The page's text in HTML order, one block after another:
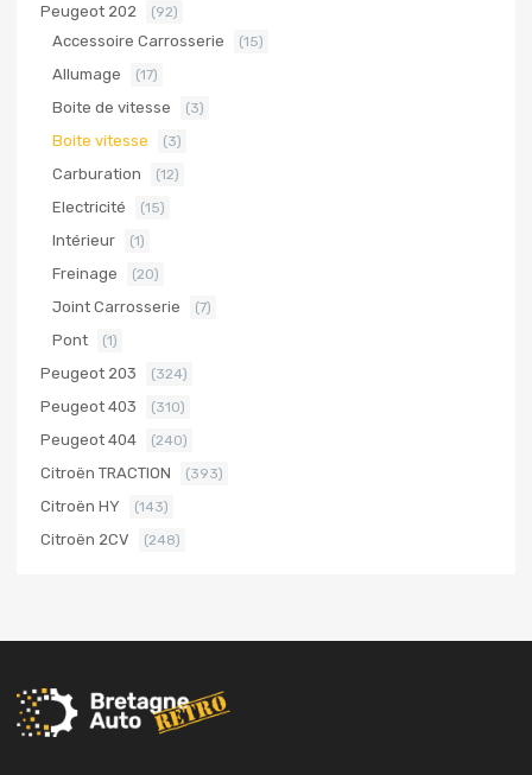
Peugeot 202 (92)
Accessoire Carrosserie (15)
Allumage (17)
Boite de vitesse (3)
Boite vitesse (3)
Carburation (12)
Electricité (15)
Intérieur (1)
Freinage (20)
Joint Carrosserie (7)
Pont (1)
Peugeot 203 (324)
Peugeot 403 (310)
Peugeot 404 (240)
Citroën TRACTION (393)
Citroën HY (143)
Citroën 2CV (248)